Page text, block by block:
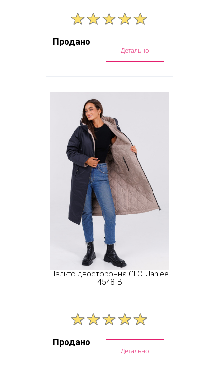
Продано
Детально
Пальто двостороннє GLC. Janiee
4548-B
Продано
Детально